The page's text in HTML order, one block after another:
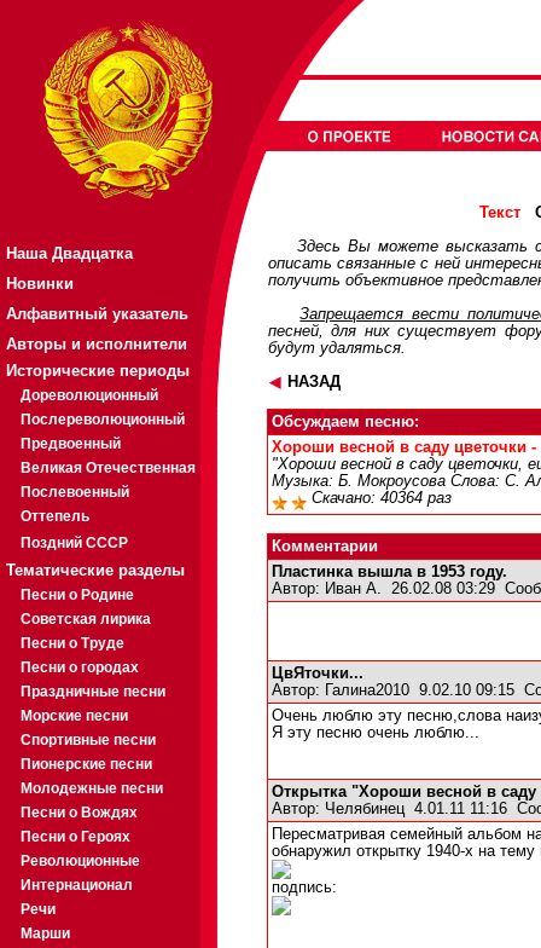
Наша Двадцатка
Новинки
Алфавитный указатель
Авторы и исполнители
Исторические периоды
Дореволюционный
Послереволюционный
Предвоенный
Великая Отечественная
Послевоенный
Оттепель
Поздний СССР
Тематические разделы
Песни о Родине
Советская лирика
Песни о Труде
Песни о городах
Праздничные песни
Морские песни
Спортивные песни
Пионерские песни
Молодежные песни
Песни о Вождях
Песни о Героях
Революционные
Интернационал
Речи
Марши
Текст
Здесь Вы можете высказать
описать связанные с ней
получить объективное
Запрещается вести
песней, для них существует
будут удаляться.
НАЗАД
Обсуждаем песню:
Хороши весной в саду цветочки -
"Хороши весной в саду цветочки,
Музыка: Б. Мокроусова Слова: С.
Скачано: 40364 раз
Комментарии
Пластинка вышла в 1953 году.
Автор: Иван А. 26.02.08 03:29
ЦвЯточки...
Автор:
Галина2010 9.02.10 09:15
Очень люблю эту песню,слова
Я эту песню очень люблю...
Открытка "Хороши весной в саду
Автор: Челябинец4.01.11 11:16
Пересматривая семейный альбом
обнаружил открытку 1940-х на тему
подпись: